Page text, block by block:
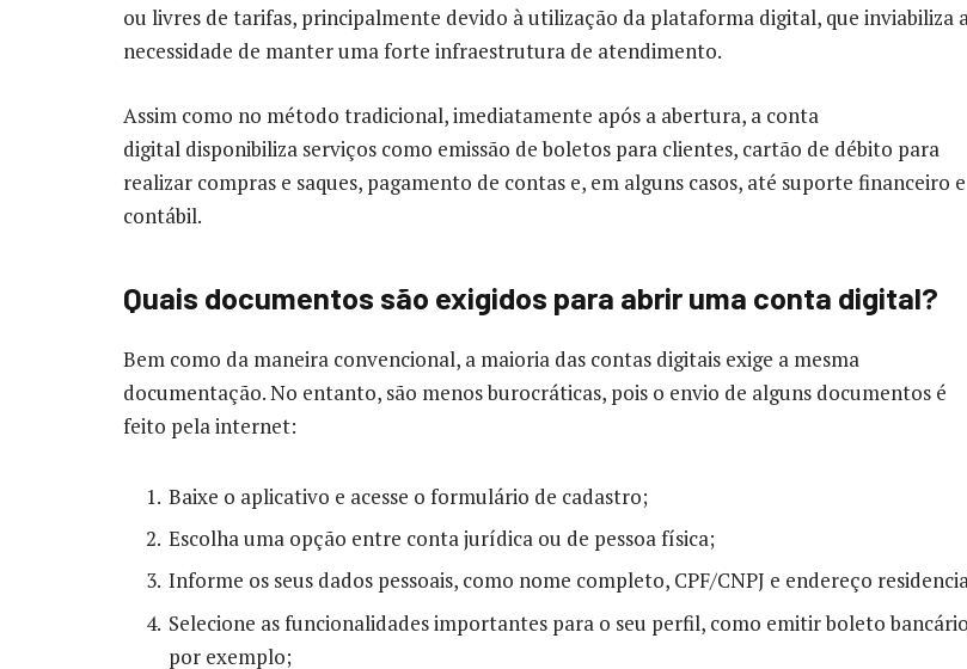
ou livres de tarifas, principalmente devido à utilização da plataforma digital, que inviabiliza
necessidade de manter uma forte infraestrutura de atendimento.
Assim como no método tradicional, imediatamente após a abertura, a conta
digital disponibiliza serviços como emissão de boletos para clientes, cartão de débito para
realizar compras e saques, pagamento de contas e, em alguns casos, até suporte financeiro e
contábil.
Quais documentos são exigidos para abrir uma conta digital?
Bem como da maneira convencional, a maioria das contas digitais exige a mesma
documentação. No entanto, são menos burocráticas, pois o envio de alguns documentos é
feito pela internet:
Baixe o aplicativo e acesse o formulário de cadastro;
Escolha uma opção entre conta jurídica ou de pessoa física;
Informe os seus dados pessoais, como nome completo, CPF/CNPJ e endereço
Selecione as funcionalidades importantes para o seu perfil, como emitir boleto
por exemplo;